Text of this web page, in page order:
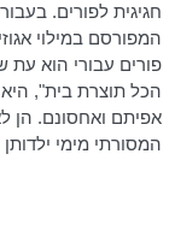
חגיגית לפורים.
המפורסם במילוי
פורים עבורי הוא עת
הכל תוצרת בית",
אפיתם ואחסונם. הן
המסורתי מימי